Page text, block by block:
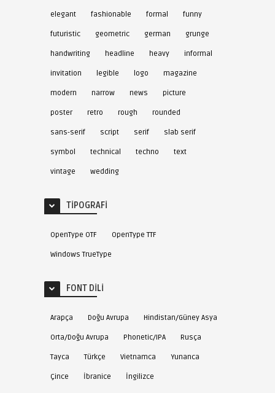
elegant fashionable formal funny
futuristic geometric german grunge
handwriting headline heavy informal
invitation legible logo magazine
modern narrow news picture
poster retro rough rounded
sans-serif script serif slab serif
symbol technical techno text
vintage wedding
TIPOGRAFI
OpenType OTF OpenType TTF
Windows TrueType
FONT DILI
Arapça Doğu Avrupa Hindistan/Güney Asya
Orta/Doğu Avrupa Phonetic/IPA Rusça
Tayca Türkçe Vietnamca Yunanca
Çince İbranice İngilizce